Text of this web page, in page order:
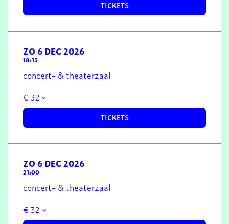
TICKETS
ZO 6 DEC 2026
18:15
concert- & theaterzaal
€ 32
TICKETS
ZO 6 DEC 2026
21:00
concert- & theaterzaal
€ 32